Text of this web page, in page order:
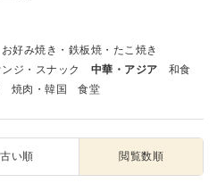
お好み焼き・鉄板焼・たこ焼き
ジ・スナック 中華・アジア
和食
焼肉・韓国 食堂
古い順 閲覧数順